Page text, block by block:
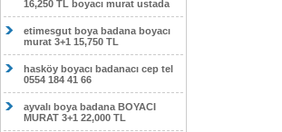
16,250 TL boyacı murat ustada
etimesgut boya badana boyacı
murat 3+1 15,750 TL
hasköy boyacı badanacı cep tel
0554 184 41 66
ayvalı boya badana BOYACI
MURAT 3+1 22,000 TL